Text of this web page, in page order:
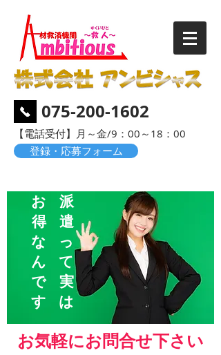
075-200-1602
​【電話受付】月～金/9：00～18：00
登録・応募フォーム
派
遣
っ
て
実
は
お
得
な
ん
で
す
お気軽にお問合せ下さい